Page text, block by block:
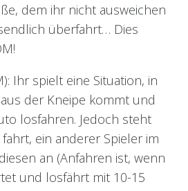
dem ihr nicht ausweichen
überfahrt… Dies
Ihr spielt eine Situation, in
der Kneipe kommt und
losfahren. Jedoch steht
ein anderer Spieler im
an (Anfahren ist, wenn
und losfährt mit 10-15